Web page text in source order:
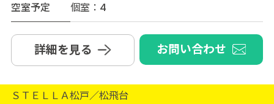
空室予定
個室：4
詳細を見る お問い合わせ
ＳＴＥＬＬＡ松戸／松飛台